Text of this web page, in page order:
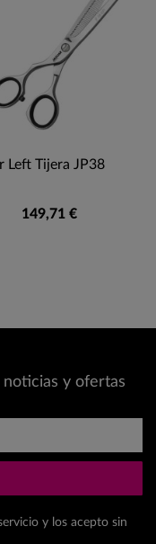
Left Tijera JP38
149,71 €
y ofertas
y los acepto sin